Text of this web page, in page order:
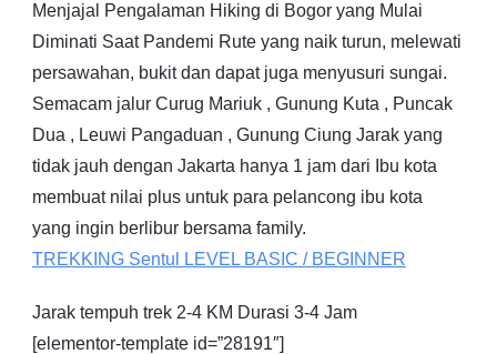
Menjajal Pengalaman Hiking di Bogor yang Mulai
Diminati Saat Pandemi Rute yang naik turun, melewati
persawahan, bukit dan dapat juga menyusuri sungai.
Semacam jalur Curug Mariuk , Gunung Kuta , Puncak
Dua , Leuwi Pangaduan , Gunung Ciung Jarak yang
tidak jauh dengan Jakarta hanya 1 jam dari Ibu kota
membuat nilai plus untuk para pelancong ibu kota
yang ingin berlibur bersama family.
TREKKING Sentul LEVEL BASIC / BEGINNER
Jarak tempuh trek 2-4 KM Durasi 3-4 Jam
[elementor-template id=”28191″]